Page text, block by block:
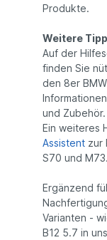
Produkte.
Weitere
Auf der
finden Sie
den 8er
und Zubehör.
Ein weiteres
Assistent zur
S70 und M73.
Ergänzend
Varianten -
B12 5.7 in